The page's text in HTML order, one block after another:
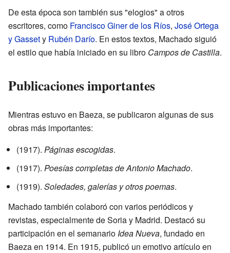
De esta época son también sus "elogios" a otros
escritores, como Francisco Giner de los Ríos, José Ortega
y Gassety Rubén Darío. En estos textos, Machado siguió
el estilo que había iniciado en su libro Campos de Castilla.
Publicaciones importantes
Mientras estuvo en Baeza, se publicaron algunas de sus
obras más importantes:
(1917). Páginas escogidas.
(1917). Poesías completas de Antonio Machado.
(1919). Soledades, galerías y otros poemas.
Machado también colaboró con varios periódicos y
revistas, especialmente de Soria y Madrid. Destacó su
participación en el semanario Idea Nueva, fundado en
Baeza en 1914. En 1915, publicó un emotivo artículo en